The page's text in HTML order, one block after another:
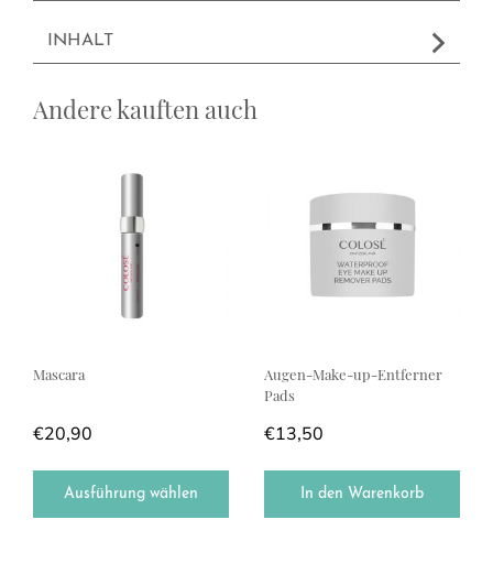
INHALT
Andere kauften auch
Mascara
€20,90
Ausführung wählen
Augen-Make-up-Entferner
Pads
€13,50
In den Warenkorb